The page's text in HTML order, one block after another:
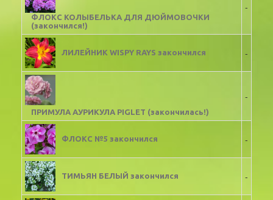
ФЛОКС КОЛЫБЕЛЬКА ДЛЯ ДЮЙМОВОЧКИ
(закончился!)
-
ЛИЛЕЙНИК WISPY RAYS закончился -
ПРИМУЛА АУРИКУЛА PIGLET (закончилась!)
-
ФЛОКС №5 закончился -
ТИМЬЯН БЕЛЫЙ закончился -